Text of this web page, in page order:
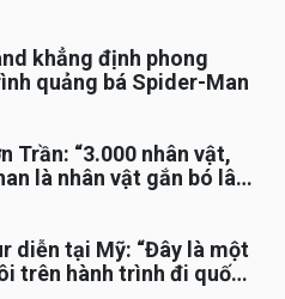
khẳng định phong
quảng bá Spider-Man
Trần: “3.000 nhân vật,
là nhân vật gắn bó lâu
diễn tại Mỹ: “Đây là một
trên hành trình đi quốc